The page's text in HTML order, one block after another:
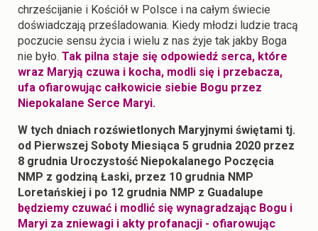
chrześcijanie i Kościół w Polsce i na całym świecie
doświadczają prześladowania. Kiedy młodzi ludzie tracą
poczucie sensu życia i wielu z nas żyje tak jakby Boga
nie było. Tak pilna staje się odpowiedź serca, które
wraz Maryją czuwa i kocha, modli się i przebacza,
ufa ofiarowując całkowicie siebie Bogu przez
Niepokalane Serce Maryi.
W tych dniach rozświetlonych Maryjnymi świętami tj.
od Pierwszej Soboty Miesiąca 5 grudnia 2020 przez
8 grudnia Uroczystość Niepokalanego Poczęcia
NMP z godziną Łaski, przez 10 grudnia NMP
Loretańskiej i po 12 grudnia NMP z Guadalupe
będziemy czuwać i modlić się wynagradzając Bogu i
Maryi za zniewagi i akty profanacji - ofiarowując